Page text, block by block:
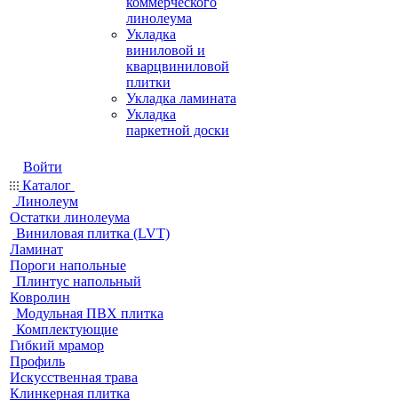
линолеума
Укладка
виниловой и
кварцвиниловой
плитки
Укладка ламината
Укладка
паркетной доски
Войти
Каталог
Линолеум
Остатки линолеума
Виниловая плитка (LVT)
Ламинат
Пороги напольные
Плинтус напольный
Ковролин
Модульная ПВХ плитка
Комплектующие
Гибкий мрамор
Профиль
Искусственная трава
Клинкерная плитка